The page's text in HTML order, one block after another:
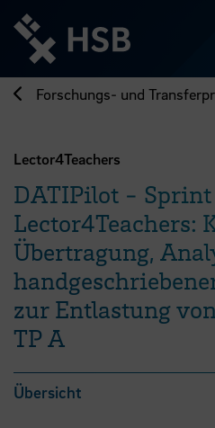
zum
Seiteninhalt
springen
Forschungs- und
Lector4Teachers
DATIPilot -
Lector4Teachers:
Übertragung,
zur Entlastung
TP A
Übersicht